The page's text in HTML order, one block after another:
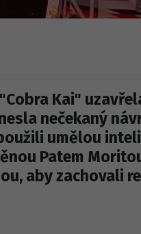
Kai"
nečekaný
umělou
Patem
aby zachovali